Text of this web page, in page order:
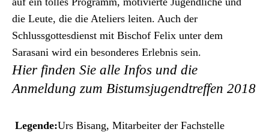
die Leute, die die Ate­liers leit­en. Auch der
Schlussgottes­di­enst mit Bischof Felix unter dem
Sarasani wird ein beson­deres Erleb­nis sein.
Hier finden Sie alle Infos und die
Anmeldung zum Bistumsjugendtreffen 2018
Leg­ende:Urs Bisang, Mitar­beit­er der Fach­stelle